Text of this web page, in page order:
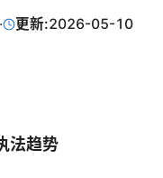
· 更新:2026-05-10
法趋势